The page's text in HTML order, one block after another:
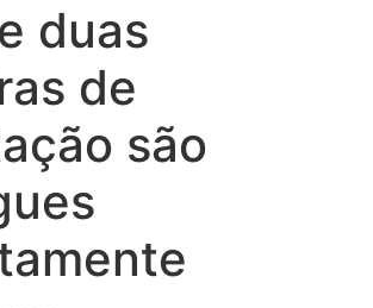
duas
de
são